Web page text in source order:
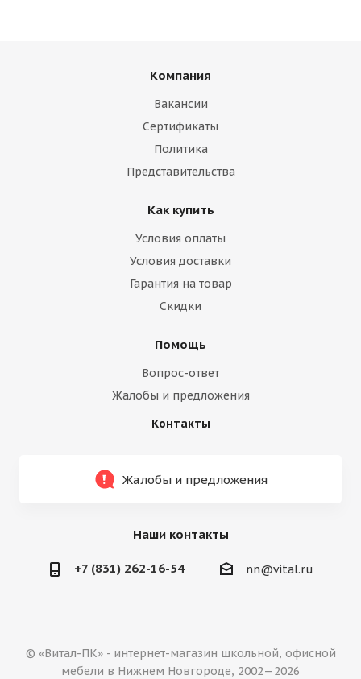
Компания
Вакансии
Сертификаты
Политика
Представительства
Как купить
Условия оплаты
Условия доставки
Гарантия на товар
Скидки
Помощь
Вопрос-ответ
Жалобы и предложения
Контакты
Жалобы и предложения
Наши контакты
+7 (831) 262-16-54 nn@vital.ru
© «Витал-ПК» - интернет-магазин школьной, офисной
мебели в Нижнем Новгороде, 2002—2026